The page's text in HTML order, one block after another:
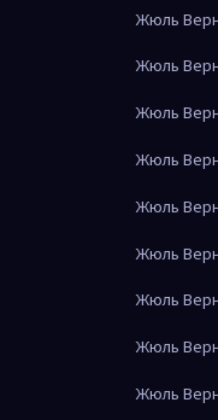
Жюль
Жюль
Жюль
Жюль
Жюль
Жюль
Жюль
Жюль
Жюль